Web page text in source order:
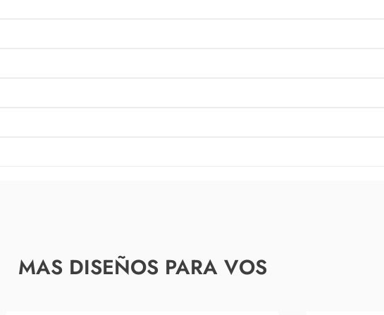
MAS DISEÑOS PARA VOS